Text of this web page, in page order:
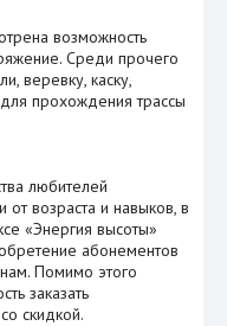
возможность
Среди прочего
веревку, каску,
прохождения трассы
любителей
от возраста и навыков, в
«Энергия высоты»
абонементов
Помимо этого
заказать
скидкой.